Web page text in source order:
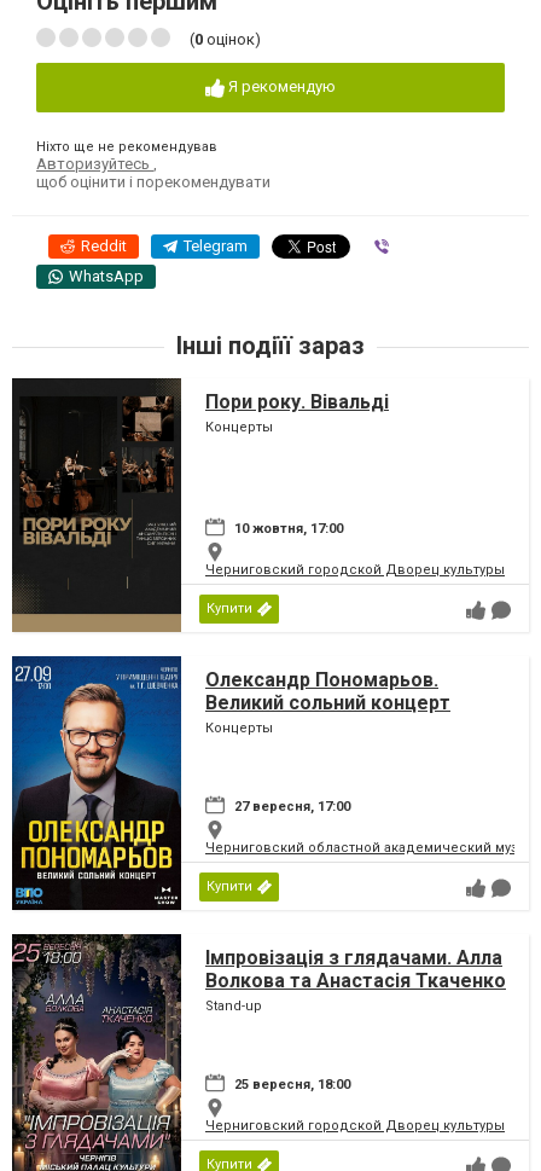
(0 оцінок)
Я рекомендую
Ніхто ще не рекомендував
Авторизуйтесь
щоб оцінити і порекомендувати
Reddit Telegram
WhatsApp
Інші подіїї зараз
Пори року. Вівальді
Концерты
10 жовтня, 17:00
Черниговский городской Дворец культуры
Купити
Олександр Пономарьов.
Великий сольний концерт
Концерты
27 вересня, 17:00
Черниговский областной академический
Купити
Імпровізація з глядачами. Алла
Волкова та Анастасія Ткаченко
Stand-up
25 вересня, 18:00
Черниговский городской Дворец культуры
Купити